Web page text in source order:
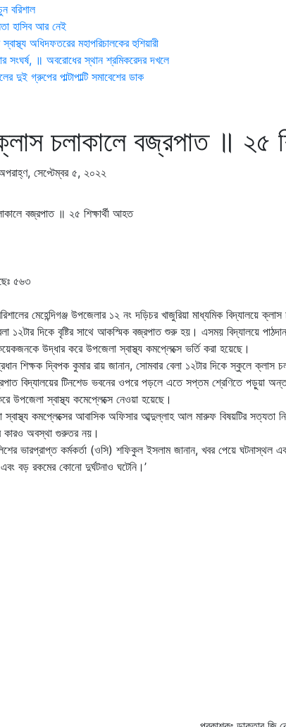
বরিশাল
হাসিব আর নেই
অধিদফতরের মহাপরিচালকের হুশিয়ারী
সংঘর্ষ, ॥ অবরোধের স্থান শ্রমিকরেদর দখলে
দুই গ্রুপের পাল্টাপাল্টি সমাবেশের ডাক
চলাকালে বজ্রপাত ॥ ২৫
সেপ্টেম্বর ৫, ২০২২
৫৬৩
মেহেন্দিগঞ্জ উপজেলার ১২ নং দড়িচর খাজুরিয়া মাধ্যমিক বিদ্যালয়ে
১২টার দিকে বৃষ্টির সাথে আকস্মিক বজ্রপাত শুরু হয়। এসময় বিদ্যালয়ে
উদ্ধার করে উপজেলা স্বাস্থ্য কমপ্লেক্সে ভর্তি করা হয়েছে।
প্রধান শিক্ষক দ্বিপক কুমার রায় জানান, সোমবার বেলা ১২টার দিকে স্কুলে
বিদ্যালয়ের টিনশেড ভবনের ওপরে পড়লে এতে সপ্তম শ্রেণিতে পড়ুয়া
উপজেলা স্বাস্থ্য কমেপ্লেক্সে নেওয়া হয়েছে।
স্বাস্থ্য কমপ্লেক্সের আবাসিক অফিসার আব্দুল্লাহ আল মারুফ বিষয়টির সত্যতা
কারও অবস্থা গুরুতর নয়।
ভারপ্রাপ্ত কর্মকর্তা (ওসি) শফিকুল ইসলাম জানান, খবর পেয়ে ঘটনাস্থল
বড় রকমের কোনো দুর্ঘটনাও ঘটেনি।’